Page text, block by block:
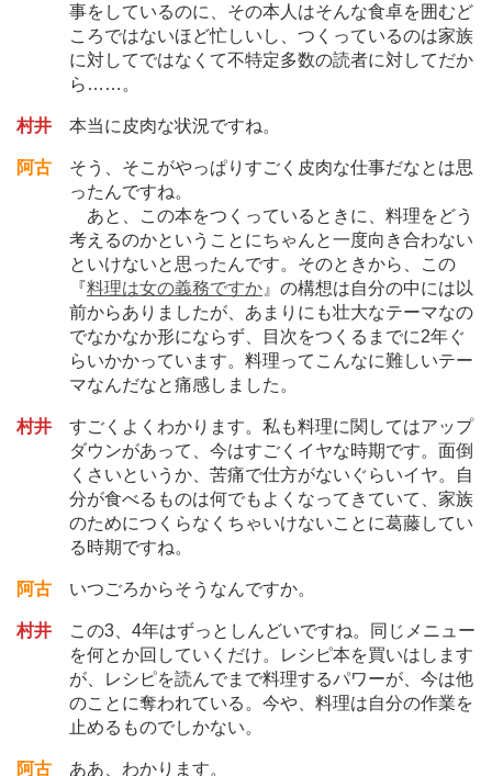
事をしているのに、その本人はそんな食卓を囲むど
ころではないほど忙しいし、つくっているのは家族
に対してではなくて不特定多数の読者に対してだか
ら … …。
村井 本当に皮肉な状況ですね。
阿古 そう、そこがやっぱりすごく皮肉な仕事だなとは思
ったんですね。
あと、この本をつくっているときに、料理をどう
考えるのかということにちゃんと一度向き合わない
といけないと思ったんです。そのときから、この
『料理は女の義務ですか 』の構想は自分の中には以
前からありましたが、あまりにも壮大なテーマなの
でなかなか形にならず、目次をつくるまでに2年ぐ
らいかかっています。料理ってこんなに難しいテー
マなんだなと痛感しました。
村井 すごくよくわかります。私も料理に関してはアップ
ダウンがあって、今はすごくイヤな時期です。面倒
くさいというか、苦痛で仕方がないぐらいイヤ。自
分が食べるものは何でもよくなってきていて、家族
のためにつくらなくちゃいけないことに葛藤してい
る時期ですね。
阿古 いつごろからそうなんですか。
村井
この3、4年はずっとしんどいですね。同じメニュー
を何とか回していくだけ。レシピ本を買いはします
が、レシピを読んでまで料理するパワーが、今は他
のことに奪われている。今や、料理は自分の作業を
止めるものでしかない。
阿古 ああ、わかります。